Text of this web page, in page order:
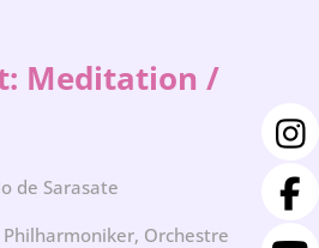
Meditation /
de Sarasate
Orchestre